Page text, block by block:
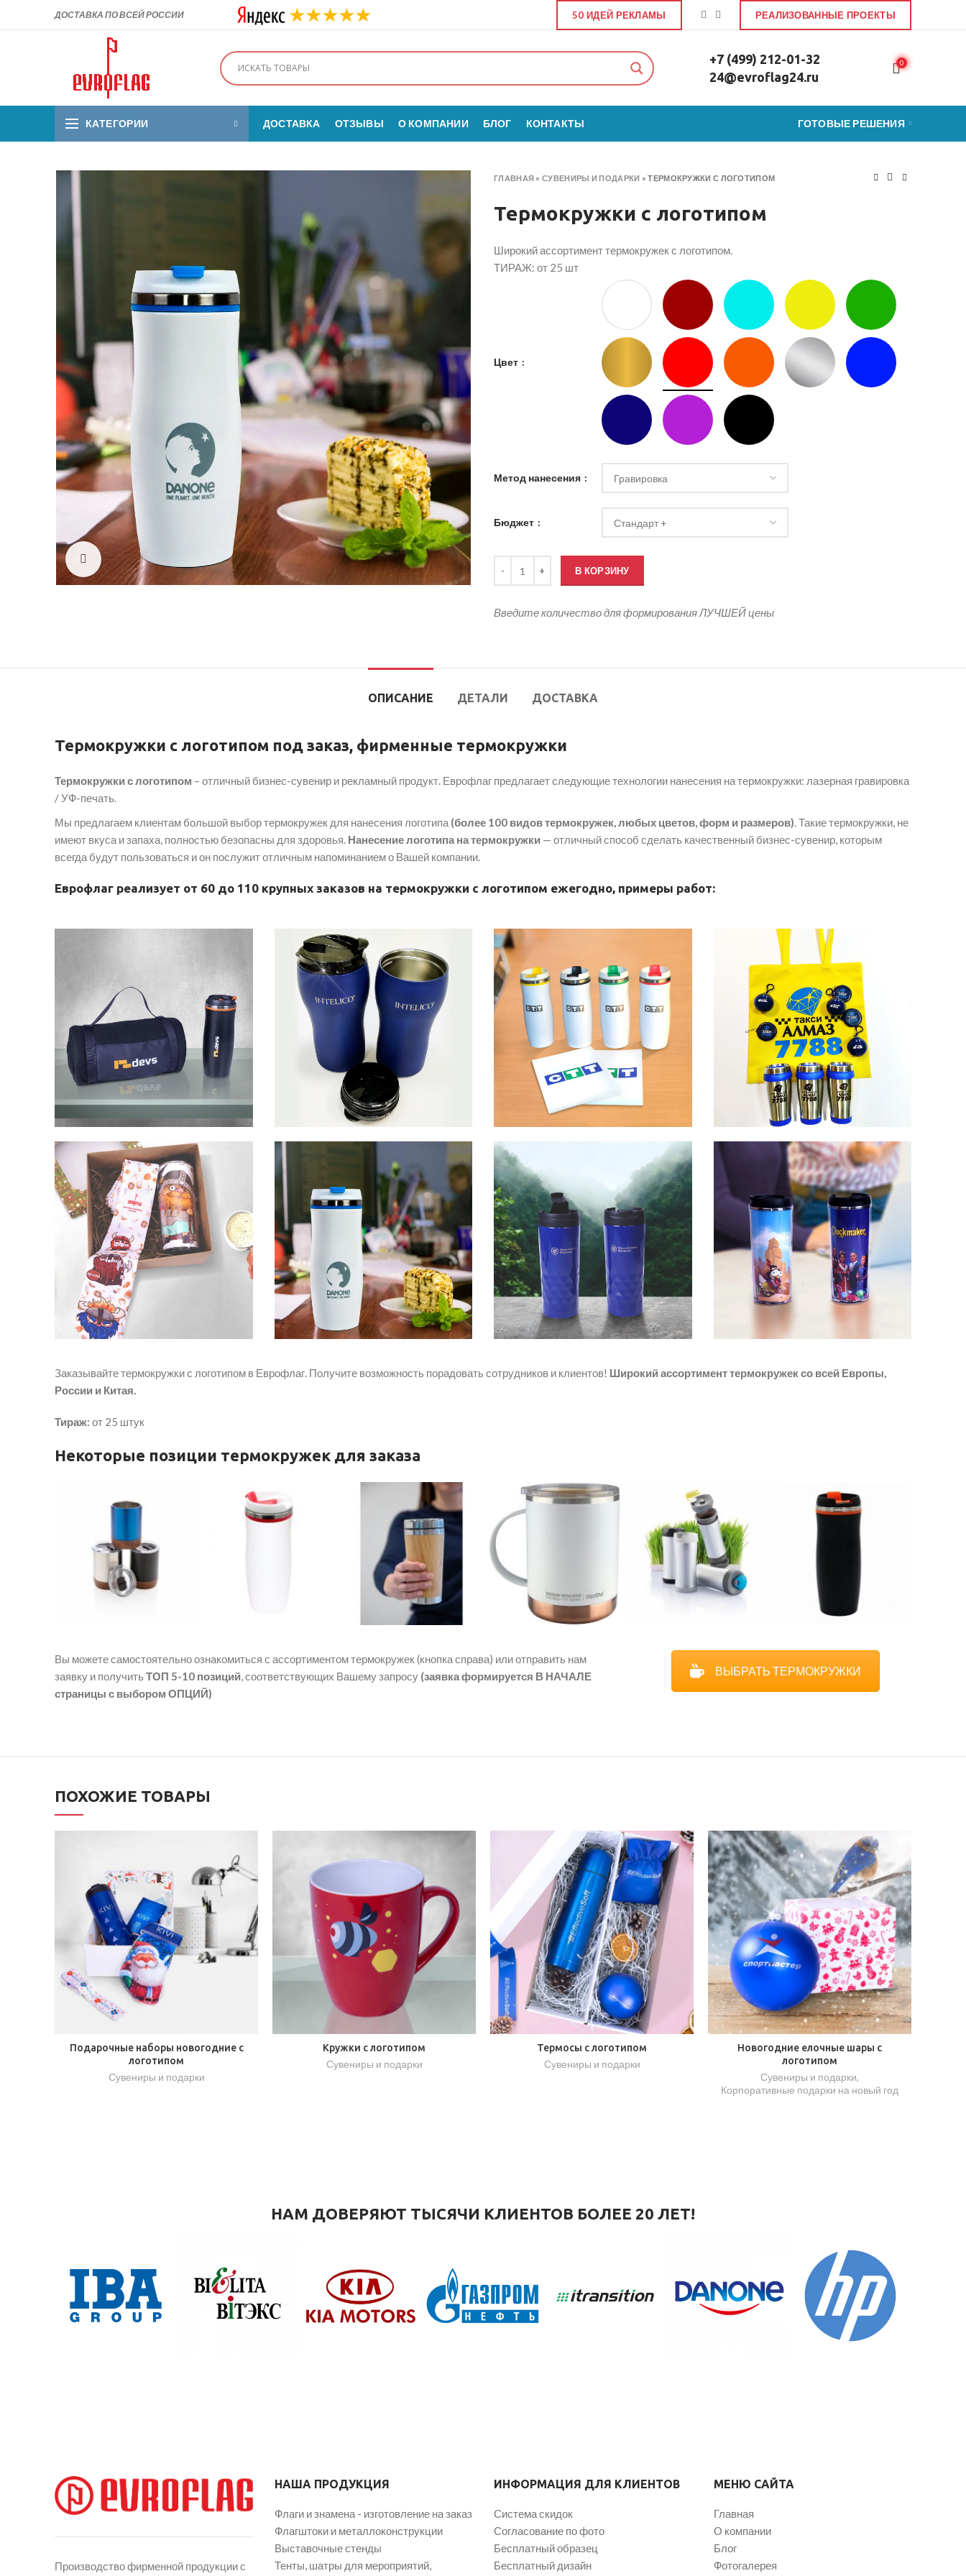
ДОСТАВКА ПО ВСЕЙ РОССИИ 50 ИДЕЙ РЕКЛАМЫ РЕАЛИЗОВАННЫЕ ПРОЕКТЫ
+7 (499) 212-01-32
24@evroflag24.ru
0
КАТЕГОРИИ ДОСТАВКА ОТЗЫВЫ О КОМПАНИИ БЛОГ КОНТАКТЫ ГОТОВЫЕ РЕШЕНИЯ
Click to enlarge
ГЛАВНАЯ »СУВЕНИРЫ И ПОДАРКИ »ТЕРМОКРУЖКИ С ЛОГОТИПОМ
Термокружки с логотипом
Широкий ассортимент термокружек с логотипом.
ТИРАЖ: от 25 шт
Цвет
Метод нанесения
Бюджет
В КОРЗИНУ
Введите количество для формирования ЛУЧШЕЙ цены
ОПИСАНИЕ ДЕТАЛИ ДОСТАВКА
Термокружки с логотипом под заказ, фирменные термокружки
Термокружки слоготипом – отличный бизнес-сувенир и рекламный продукт. Еврофлаг предлагает следующие технологии нанесения на термокружки: лазерная гравировка
/ УФ-печать.
Мы предлагаем клиентам большой выбор термокружек для нанесения логотипа (более 100 видов термокружек, любых цветов, форм и размеров). Такие термокружки, не
имеют вкуса и запаха, полностью безопасны для здоровья. Нанесение логотипа на термокружки — отличный способ сделать качественный бизнес-сувенир, которым
всегда будут пользоваться и он послужит отличным напоминанием о Вашей компании.
Еврофлаг реализует от 60 до 110 крупных заказов на термокружки с логотипом ежегодно, примеры работ:
Заказывайте термокружки с логотипом в Еврофлаг. Получите возможность порадовать сотрудников и клиентов! Широкий ассортимент термокружек со всей Европы,
России и Китая.
Тираж: от 25 штук
Некоторые позиции термокружек для заказа
Вы можете самостоятельно ознакомиться с ассортиментом термокружек (кнопка справа) или отправить нам
заявку и получить ТОП 5-10 позиций, соответствующих Вашему запросу (заявка формируется В НАЧАЛЕ
страницы с выбором ОПЦИЙ)
ВЫБРАТЬ ТЕРМОКРУЖКИ
ПОХОЖИЕ ТОВАРЫ
Подарочные наборы новогодние с
логотипом
Сувениры и подарки
Кружки с логотипом
Сувениры и подарки
Термосы с логотипом
Сувениры и подарки
Новогодние елочные шары с
логотипом
Сувениры и подарки,
Корпоративные подарки на новый год
НАМ ДОВЕРЯЮТ ТЫСЯЧИ КЛИЕНТОВ БОЛЕЕ 20 ЛЕТ!
Производство фирменной продукции с
НАША ПРОДУКЦИЯ
Флаги и знамена - изготовление на заказ
Флагштоки и металлоконструкции
Выставочные стенды
Тенты, шатры для мероприятий,
ИНФОРМАЦИЯ ДЛЯ КЛИЕНТОВ
Система скидок
Согласование по фото
Бесплатный образец
Бесплатный дизайн
МЕНЮ САЙТА
Главная
О компании
Блог
Фотогалерея